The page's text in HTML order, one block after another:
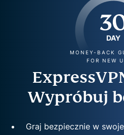
DAY
MONEY-BACK
FOR NEW
Wypróbuj
Graj bezpiecznie w